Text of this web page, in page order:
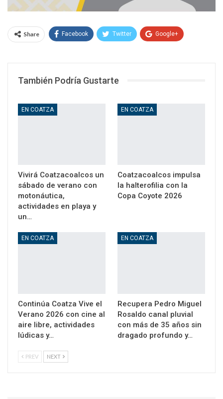
Share Facebook Twitter Google+
También Podría Gustarte
EN COATZA
Vivirá Coatzacoalcos un
sábado de verano con
motonáutica,
actividades en playa y
un…
EN COATZA
Coatzacoalcos impulsa
la halterofilia con la
Copa Coyote 2026
EN COATZA
Continúa Coatza Vive el
Verano 2026 con cine al
aire libre, actividades
lúdicas y…
EN COATZA
Recupera Pedro Miguel
Rosaldo canal pluvial
con más de 35 años sin
dragado profundo y…
PREV NEXT